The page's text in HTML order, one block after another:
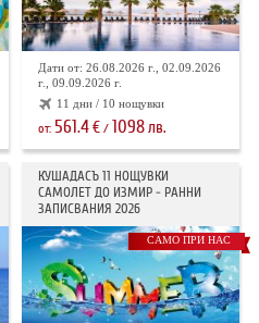
Дати от: 26.08.2026 г., 02.09.2026
г., 09.09.2026 г.
11 дни / 10 нощувки
от:561.4€ / 1098лв.
КУШАДАСЪ 11 НОЩУВКИ
САМОЛЕТ ДО ИЗМИР - РАННИ
ЗАПИСВАНИЯ 2026
САМО ПРИ НАС